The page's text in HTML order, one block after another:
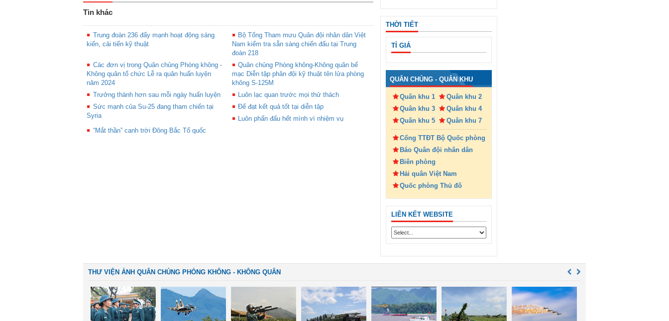
Tin khác
Trung đoàn 236 đẩy mạnh hoạt động sáng
kiến, cải tiến kỹ thuật
Bộ Tổng Tham mưu Quân đội nhân dân Việt
Nam kiểm tra sẵn sàng chiến đấu tại Trung
đoàn 218
Các đơn vị trong Quân chủng Phòng không -
Không quân tổ chức Lễ ra quân huấn luyện
năm 2024
Quân chủng Phòng không-Không quân bế
mạc Diễn tập phân đội kỹ thuật tên lửa phòng
không S-125M
Trưởng thành hơn sau mỗi ngày huấn luyện
Luôn lạc quan trước mọi thử thách
Sức mạnh của Su-25 đang tham chiến tại
Syria
Để đạt kết quả tốt tại diễn tập
Luôn phấn đấu hết mình vì nhiệm vụ
“Mắt thần” canh trời Đông Bắc Tổ quốc
THỜI TIẾT
TỈ GIÁ
QUÂN CHỦNG - QUÂN KHU
Quân khu 1
Quân khu 2
Quân khu 3
Quân khu 4
Quân khu 5
Quân khu 7
Cổng TTĐT Bộ Quốc phòng
Báo Quân đội nhân dân
Biên phòng
Hải quân Việt Nam
Quốc phòng Thủ đô
LIÊN KẾT WEBSITE
THƯ VIỆN ẢNH QUÂN CHỦNG PHÒNG KHÔNG - KHÔNG QUÂN